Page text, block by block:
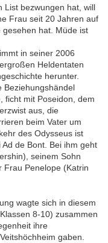
List bezwungen hat, will
Frau seit 20 Jahren auf
gesehen hat. Müde ist
in seiner 2006
Heldentaten
herunter.
Beziehungshändel
ficht mit Poseidon, dem
aus, die
beim Vater um
des Odysseus ist
de Bont. Bei ihm geht
seinem Sohn
Frau Penelope (Katrin
wagte sich in diesem
8-10) zusammen
ihre
gaben.